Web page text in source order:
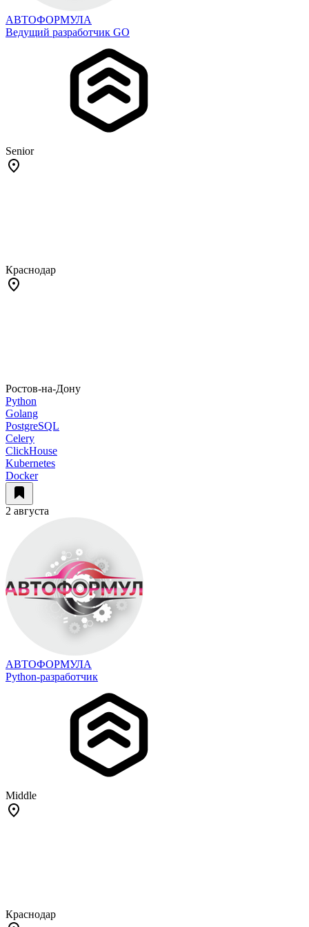
АВТОФОРМУЛА
Ведущий разработчик GO
Senior
Краснодар
Ростов-на-Дону
Python
Golang
PostgreSQL
Celery
ClickHouse
Kubernetes
Docker
2 августа
АВТОФОРМУЛА
Python-разработчик
Middle
Краснодар